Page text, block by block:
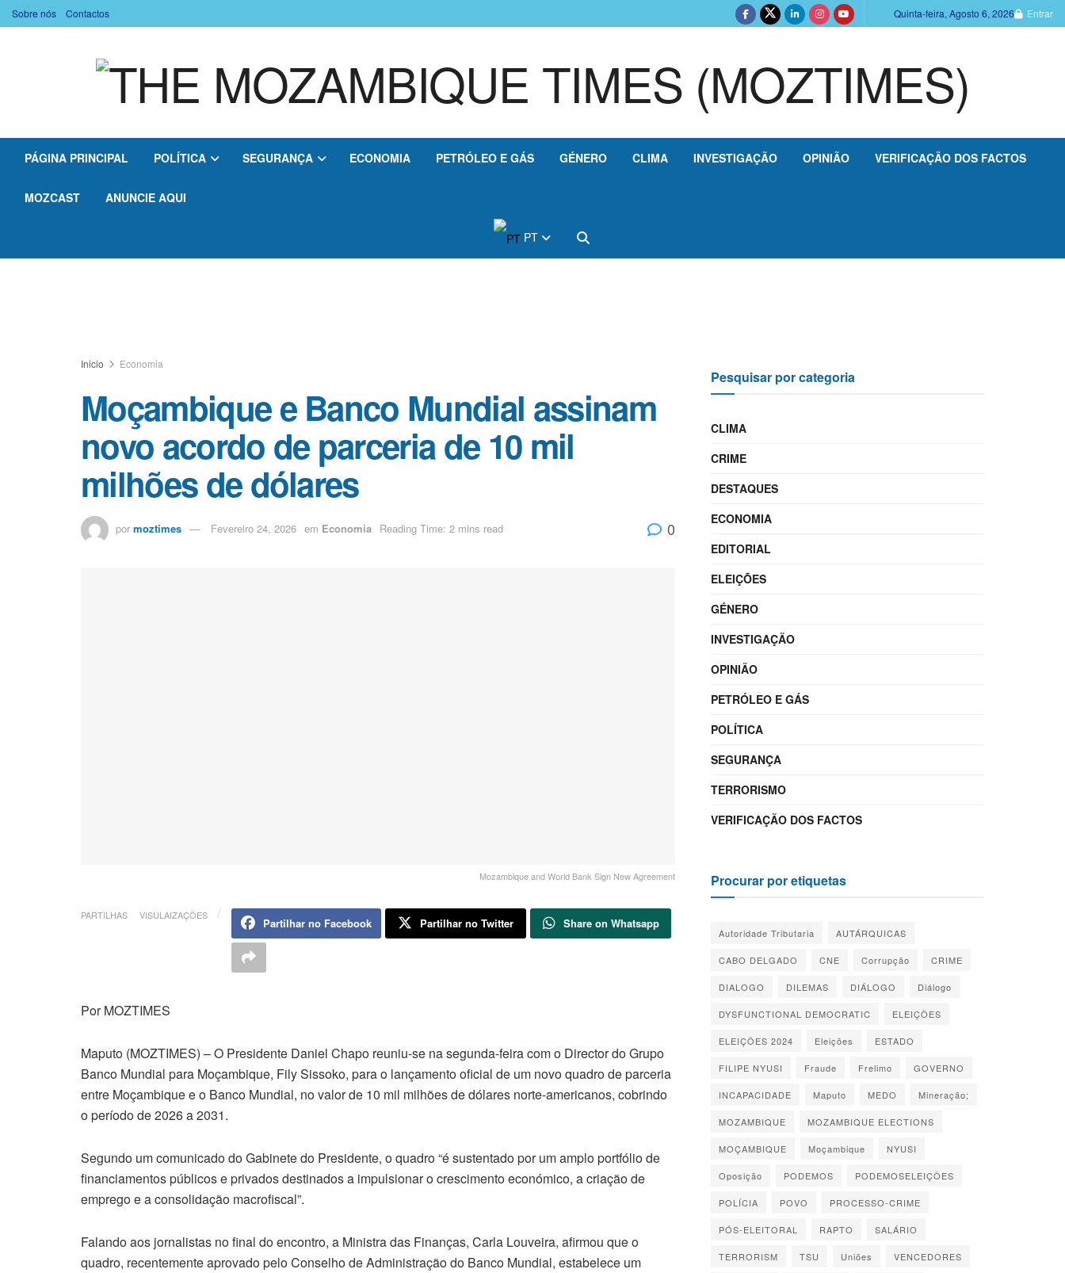
Sobre nós Contactos Quinta-feira, Agosto 6, 2026 Entrar
PÁGINA PRINCIPAL POLÍTICA SEGURANÇA ECONOMIA PETRÓLEO E GÁS GÉNERO CLIMA INVESTIGAÇÃO OPINIÃO VERIFICAÇÃO DOS FACTOS
MOZCAST ANUNCIE AQUI
PT
Inicio Economia
Moçambique e Banco Mundial assinam
novo acordo de parceria de 10 mil
milhões de dólares
por moztimes Fevereiro 24, 2026 em Economia Reading Time: 2 mins read 0
Mozambique and World Bank Sign New Agreement
PARTILHAS VISULAIZAÇÕES
Partilhar no Facebook Partilhar no Twitter Share on Whatsapp
Por MOZTIMES
Maputo (MOZTIMES) – O Presidente Daniel Chapo reuniu-se na segunda-feira com o Director do Grupo
Banco Mundial para Moçambique, Fily Sissoko, para o lançamento oficial de um novo quadro de parceria
entre Moçambique e o Banco Mundial, no valor de 10 mil milhões de dólares norte-americanos, cobrindo
o período de 2026 a 2031.
Segundo um comunicado do Gabinete do Presidente, o quadro “é sustentado por um amplo portfólio de
financiamentos públicos e privados destinados a impulsionar o crescimento económico, a criação de
emprego e a consolidação macrofiscal”.
Falando aos jornalistas no final do encontro, a Ministra das Finanças, Carla Louveira, afirmou que o
quadro, recentemente aprovado pelo Conselho de Administração do Banco Mundial, estabelece um
Pesquisar por categoria
CLIMA
CRIME
DESTAQUES
ECONOMIA
EDITORIAL
ELEIÇÕES
GÉNERO
INVESTIGAÇÃO
OPINIÃO
PETRÓLEO E GÁS
POLÍTICA
SEGURANÇA
TERRORISMO
VERIFICAÇÃO DOS FACTOS
Procurar por etiquetas
Autoridade Tributaria AUTÁRQUICAS
CABO DELGADO CNE Corrupção CRIME
DIALOGO DILEMAS DIÁLOGO Diálogo
DYSFUNCTIONAL DEMOCRATIC ELEIÇÕES
ELEIÇÕES 2024 Eleições ESTADO
FILIPE NYUSI Fraude Frelimo GOVERNO
INCAPACIDADE Maputo MEDO Mineração;
MOZAMBIQUE MOZAMBIQUE ELECTIONS
MOÇAMBIQUE Moçambique NYUSI
Oposição PODEMOS PODEMOSELEIÇÕES
POLÍCIA POVO PROCESSO-CRIME
PÓS-ELEITORAL RAPTO SALÁRIO
TERRORISM TSU Uniões VENCEDORES